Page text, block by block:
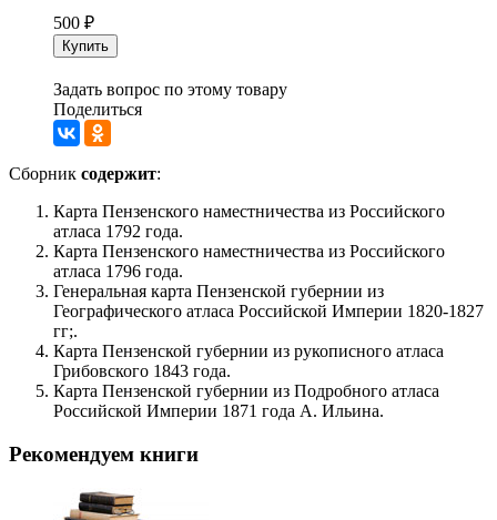
500 ₽
Купить
Задать вопрос по этому товару
Поделиться
Сборник содержит:
Карта Пензенского наместничества из Российского
атласа 1792 года.
Карта Пензенского наместничества из Российского
атласа 1796 года.
Генеральная карта Пензенской губернии из
Географического атласа Российской Империи 1820-1827
гг;.
Карта Пензенской губернии из рукописного атласа
Грибовского 1843 года.
Карта Пензенской губернии из Подробного атласа
Российской Империи 1871 года А. Ильина.
Рекомендуем книги